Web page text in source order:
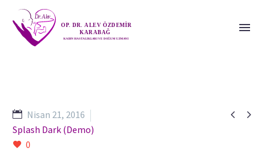
 
Nisan 21, 2016
Splash Dark (Demo)
0